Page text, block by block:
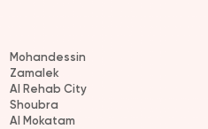
Mohandessin
Zamalek
Al Rehab City
Shoubra
Al Mokatam